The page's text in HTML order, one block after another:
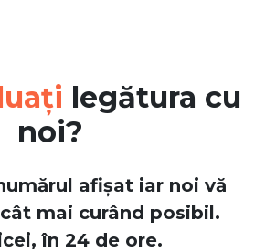
legătura cu
noi?
afișat iar noi vă
mai curând posibil.
în 24 de ore.